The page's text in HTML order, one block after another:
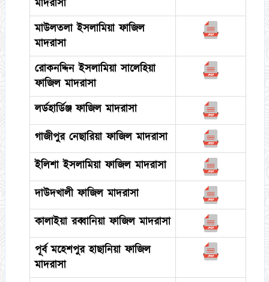
মাদরাসা
মাউলতলা ইসলামিয়া ফাজিল
মাদরাসা
রোকনদ্দিন ইসলামিয়া সালেহিয়া
ফাজিল মাদরাসা
লর্ডহার্ডিঞ্জ ফাজিল মাদরাসা
গাজীপুর নেছারিয়া ফাজিল মাদরাসা
ইলিশা ইসলামিয়া ফাজিল মাদরাসা
দাউদখালী ফাজিল মাদরাসা
কালাইয়া রব্বানিয়া ফাজিল মাদরাসা
পূর্ব মহেশপুর হাছানিয়া ফাজিল
মাদরাসা